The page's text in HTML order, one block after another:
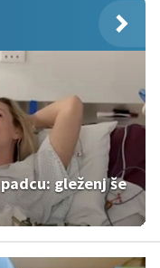
gleženj še